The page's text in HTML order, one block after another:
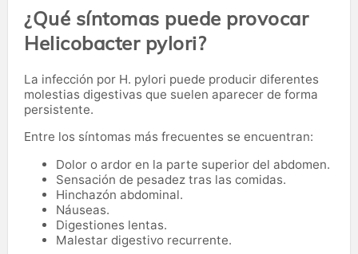
¿Qué síntomas puede provocar
Helicobacter pylori?
La infección por H. pylori puede producir diferentes
molestias digestivas que suelen aparecer de forma
persistente.
Entre los síntomas más frecuentes se encuentran:
Dolor o ardor en la parte superior del abdomen.
Sensación de pesadez tras las comidas.
Hinchazón abdominal.
Náuseas.
Digestiones lentas.
Malestar digestivo recurrente.